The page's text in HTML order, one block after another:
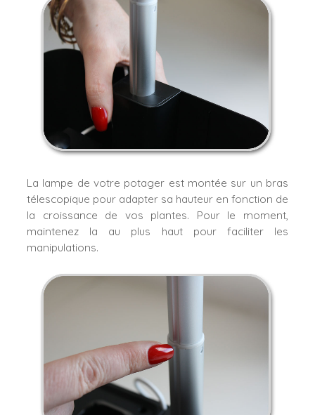
La lampe de votre potager est montée sur un bras
télescopique pour adapter sa hauteur en fonction de
la croissance de vos plantes. Pour le moment,
maintenez la au plus haut pour faciliter les
manipulations.